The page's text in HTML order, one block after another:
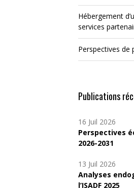
Hébergement
services
Perspectives de
Publications
16 Juil 2026
Perspectives
2026-2031
13 Juil 2026
Analyses
l’ISADF 2025